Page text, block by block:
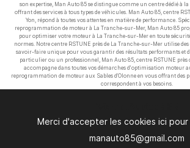
son expertise, Man Auto 85 se distingue comme un centre dédié à
offrant des services à tous types de véhicules. Man Auto 85, centre
Yon, répond à toutes vos attentes en matière de performance.
reprogrammation de moteur à La Tranche-sur-Mer, Man Auto 85
pour optimiser votre moteur à La Tranche-sur-Mer en toute
normes. Notre centre RSTUNE près de La Tranche-sur-Mer utilise
savoir-faire unique pour vous garantir des résultats performants et
particulier ou un professionnel, Man Auto 85, centre RSTUNE près
accompagne dans toutes vos démarches d'optimisation moteur
reprogrammation de moteur aux Sables d’Olonne en vous offrant des
correspondent à vos besoins.
Merci d'accepter les cookies ici pour